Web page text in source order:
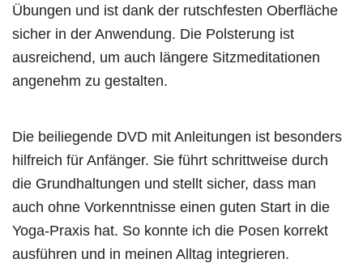
Übungen und ist dank der rutschfesten Oberfläche
sicher in der Anwendung. Die Polsterung ist
ausreichend, um auch längere Sitzmeditationen
angenehm zu gestalten.
Die beiliegende DVD mit Anleitungen ist besonders
hilfreich für Anfänger. Sie führt schrittweise durch
die Grundhaltungen und stellt sicher, dass man
auch ohne Vorkenntnisse einen guten Start in die
Yoga-Praxis hat. So konnte ich die Posen korrekt
ausführen und in meinen Alltag integrieren.